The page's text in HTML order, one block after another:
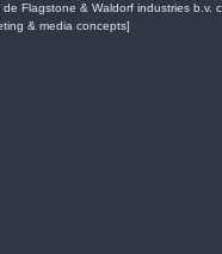
Flagstone & Waldorf industries b.v.
& media concepts]